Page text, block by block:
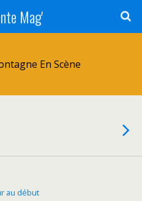
Mag'
En Scène
au début